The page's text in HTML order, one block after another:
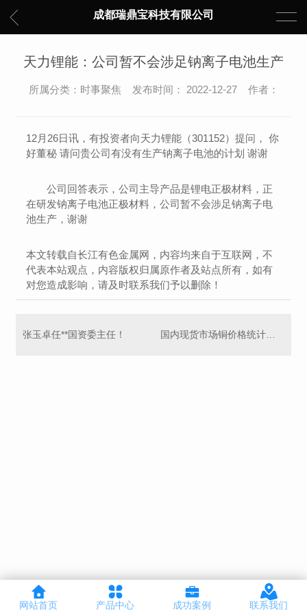
成都瑞鼎宝科技有限公司
天力锂能：公司暂不会涉足钠离子电池生产
所属分类：时事聚焦 发布时间： 2022-12-27 作者：
12月26日讯，有投资者向天力锂能（301152）提问， 你
好董秘 请问贵公司有没有生产钠离子电池的计划 谢谢
公司回答表示，公司主导产品是锂电正极材料，正
在研发钠离子电池正极材料，公司暂不会涉足钠离子电
池生产，谢谢
本文转载自长江有色金属网，内容均来自于互联网，不
代表本站观点，内容版权归属原作者及站点所有，如有
对您造成影响，请及时联系我们予以删除！
张玉卓任**国资委主任！
网站首页 产品中心 成功案例 联系我们